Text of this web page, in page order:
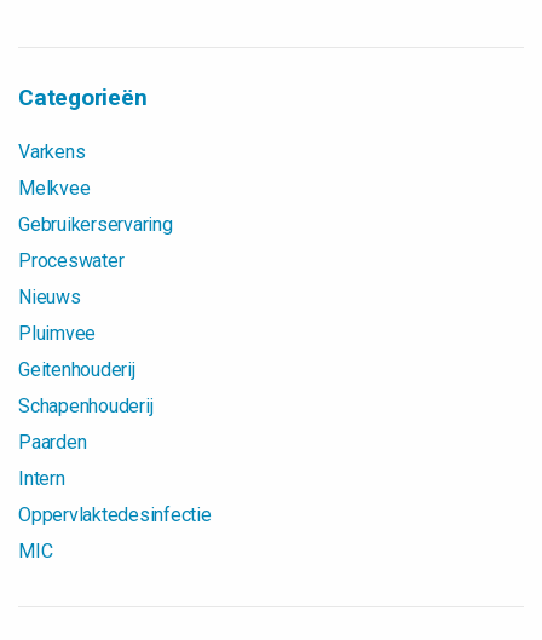
Categorieën
Varkens
Melkvee
Gebruikerservaring
Proceswater
Nieuws
Pluimvee
Geitenhouderij
Schapenhouderij
Paarden
Intern
Oppervlaktedesinfectie
MIC